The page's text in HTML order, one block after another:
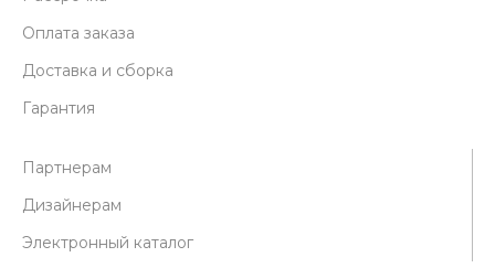
Оплата заказа
Доставка и сборка
Гарантия
Партнерам
Дизайнерам
Электронный каталог